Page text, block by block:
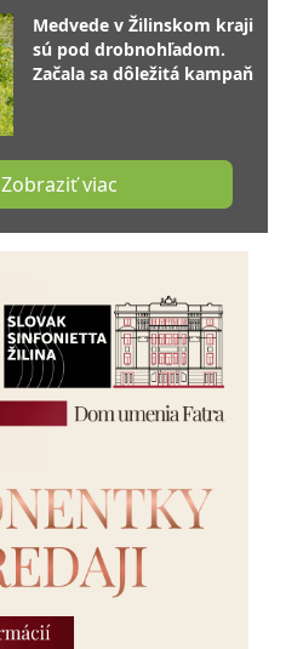
Medvede v Žilinskom kraji
sú pod drobnohľadom.
Začala sa dôležitá kampaň
Zobraziť viac